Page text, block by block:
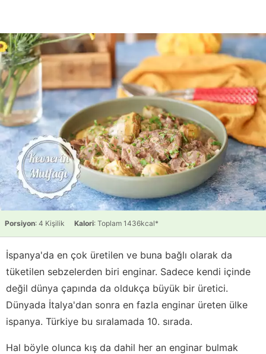
Porsiyon: 4 Kişilik Kalori: Toplam 1436kcal*
İspanya'da en çok üretilen ve buna bağlı olarak da
tüketilen sebzelerden biri enginar. Sadece kendi içinde
değil dünya çapında da oldukça büyük bir üretici.
Dünyada İtalya'dan sonra en fazla enginar üreten ülke
ispanya. Türkiye bu sıralamada 10. sırada.
Hal böyle olunca kış da dahil her an enginar bulmak